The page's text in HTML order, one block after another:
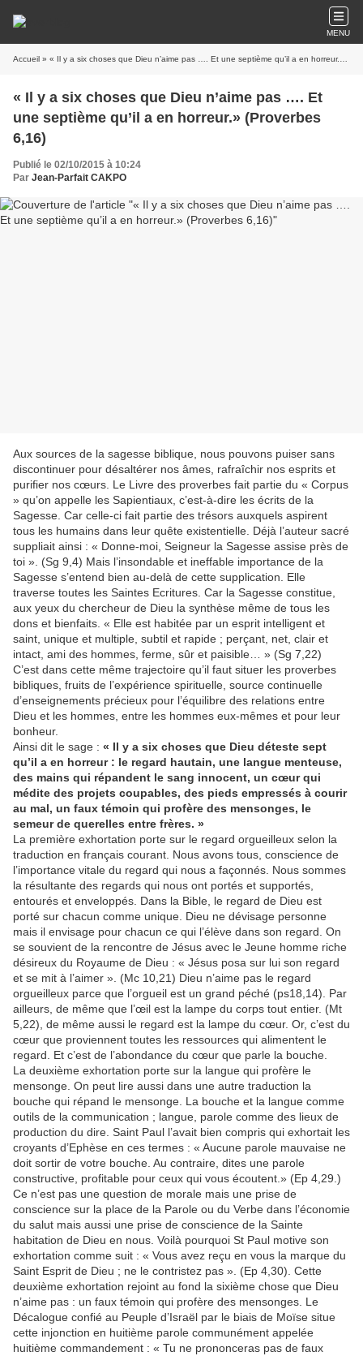
MENU
Accueil » « Il y a six choses que Dieu n’aime pas …. Et une septième qu’il a en horreur.» (Proverbes 6,16)
« Il y a six choses que Dieu n’aime pas …. Et
une septième qu’il a en horreur.» (Proverbes
6,16)
Publié le 02/10/2015 à 10:24
Par Jean-Parfait CAKPO
Aux sources de la sagesse biblique, nous pouvons puiser sans
discontinuer pour désaltérer nos âmes, rafraîchir nos esprits et
purifier nos cœurs. Le Livre des proverbes fait partie du « Corpus
» qu’on appelle les Sapientiaux, c’est-à-dire les écrits de la
Sagesse. Car celle-ci fait partie des trésors auxquels aspirent
tous les humains dans leur quête existentielle. Déjà l’auteur sacré
suppliait ainsi : « Donne-moi, Seigneur la Sagesse assise près de
toi ». (Sg 9,4) Mais l’insondable et ineffable importance de la
Sagesse s’entend bien au-delà de cette supplication. Elle
traverse toutes les Saintes Ecritures. Car la Sagesse constitue,
aux yeux du chercheur de Dieu la synthèse même de tous les
dons et bienfaits. « Elle est habitée par un esprit intelligent et
saint, unique et multiple, subtil et rapide ; perçant, net, clair et
intact, ami des hommes, ferme, sûr et paisible… » (Sg 7,22)
C’est dans cette même trajectoire qu’il faut situer les proverbes
bibliques, fruits de l’expérience spirituelle, source continuelle
d’enseignements précieux pour l’équilibre des relations entre
Dieu et les hommes, entre les hommes eux-mêmes et pour leur
bonheur.
Ainsi dit le sage : « Il y a six choses que Dieu déteste sept
qu’il a en horreur : le regard hautain, une langue menteuse,
des mains qui répandent le sang innocent, un cœur qui
médite des projets coupables, des pieds empressés à courir
au mal, un faux témoin qui profère des mensonges, le
semeur de querelles entre frères. »
La première exhortation porte sur le regard orgueilleux selon la
traduction en français courant. Nous avons tous, conscience de
l’importance vitale du regard qui nous a façonnés. Nous sommes
la résultante des regards qui nous ont portés et supportés,
entourés et enveloppés. Dans la Bible, le regard de Dieu est
porté sur chacun comme unique. Dieu ne dévisage personne
mais il envisage pour chacun ce qui l’élève dans son regard. On
se souvient de la rencontre de Jésus avec le Jeune homme riche
désireux du Royaume de Dieu : « Jésus posa sur lui son regard
et se mit à l’aimer ». (Mc 10,21) Dieu n’aime pas le regard
orgueilleux parce que l’orgueil est un grand péché (ps18,14). Par
ailleurs, de même que l’œil est la lampe du corps tout entier. (Mt
5,22), de même aussi le regard est la lampe du cœur. Or, c’est du
cœur que proviennent toutes les ressources qui alimentent le
regard. Et c’est de l’abondance du cœur que parle la bouche.
La deuxième exhortation porte sur la langue qui profère le
mensonge. On peut lire aussi dans une autre traduction la
bouche qui répand le mensonge. La bouche et la langue comme
outils de la communication ; langue, parole comme des lieux de
production du dire. Saint Paul l’avait bien compris qui exhortait les
croyants d’Ephèse en ces termes : « Aucune parole mauvaise ne
doit sortir de votre bouche. Au contraire, dites une parole
constructive, profitable pour ceux qui vous écoutent.» (Ep 4,29.)
Ce n’est pas une question de morale mais une prise de
conscience sur la place de la Parole ou du Verbe dans l’économie
du salut mais aussi une prise de conscience de la Sainte
habitation de Dieu en nous. Voilà pourquoi St Paul motive son
exhortation comme suit : « Vous avez reçu en vous la marque du
Saint Esprit de Dieu ; ne le contristez pas ». (Ep 4,30). Cette
deuxième exhortation rejoint au fond la sixième chose que Dieu
n’aime pas : un faux témoin qui profère des mensonges. Le
Décalogue confié au Peuple d’Israël par le biais de Moïse situe
cette injonction en huitième parole communément appelée
huitième commandement : « Tu ne prononceras pas de faux